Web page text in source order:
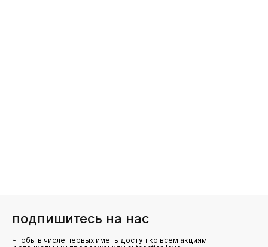
подпишитесь на нас
Чтобы в числе первых иметь доступ ко всем акциям